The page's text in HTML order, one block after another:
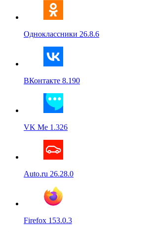
Одноклассники 26.8.6
ВКонтакте 8.190
VK Me 1.326
Auto.ru 26.28.0
Firefox 153.0.3